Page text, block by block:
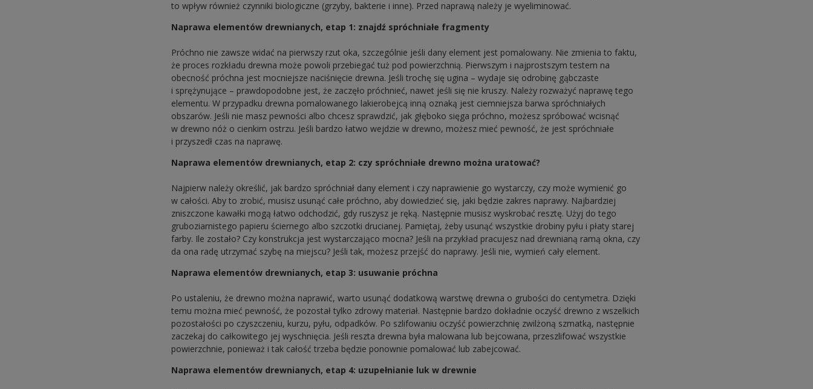
to wpływ również czynniki biologiczne (grzyby, bakterie i inne). Przed naprawą należy je wyeliminować.
Naprawa elementów drewnianych, etap 1: znajdź spróchniałe fragmenty
Próchno nie zawsze widać na pierwszy rzut oka, szczególnie jeśli dany element jest pomalowany. Nie zmienia to faktu,
że proces rozkładu drewna może powoli przebiegać tuż pod powierzchnią. Pierwszym i najprostszym testem na
obecność próchna jest mocniejsze naciśnięcie drewna. Jeśli trochę się ugina – wydaje się odrobinę gąbczaste
i sprężynujące – prawdopodobne jest, że zaczęło próchnieć, nawet jeśli się nie kruszy. Należy rozważyć naprawę tego
elementu. W przypadku drewna pomalowanego lakierobejcą inną oznaką jest ciemniejsza barwa spróchniałych
obszarów. Jeśli nie masz pewności albo chcesz sprawdzić, jak głęboko sięga próchno, możesz spróbować wcisnąć
w drewno nóż o cienkim ostrzu. Jeśli bardzo łatwo wejdzie w drewno, możesz mieć pewność, że jest spróchniałe
i przyszedł czas na naprawę.
Naprawa elementów drewnianych, etap 2: czy spróchniałe drewno można uratować?
Najpierw należy określić, jak bardzo spróchniał dany element i czy naprawienie go wystarczy, czy może wymienić go
w całości. Aby to zrobić, musisz usunąć całe próchno, aby dowiedzieć się, jaki będzie zakres naprawy. Najbardziej
zniszczone kawałki mogą łatwo odchodzić, gdy ruszysz je ręką. Następnie musisz wyskrobać resztę. Użyj do tego
gruboziarnistego papieru ściernego albo szczotki drucianej. Pamiętaj, żeby usunąć wszystkie drobiny pyłu i płaty starej
farby. Ile zostało? Czy konstrukcja jest wystarczająco mocna? Jeśli na przykład pracujesz nad drewnianą ramą okna, czy
da ona radę utrzymać szybę na miejscu? Jeśli tak, możesz przejść do naprawy. Jeśli nie, wymień cały element.
Naprawa elementów drewnianych, etap 3: usuwanie próchna
Po ustaleniu, że drewno można naprawić, warto usunąć dodatkową warstwę drewna o grubości do centymetra. Dzięki
temu można mieć pewność, że pozostał tylko zdrowy materiał. Następnie bardzo dokładnie oczyść drewno z wszelkich
pozostałości po czyszczeniu, kurzu, pyłu, odpadków. Po szlifowaniu oczyść powierzchnię zwilżoną szmatką, następnie
zaczekaj do całkowitego jej wyschnięcia. Jeśli reszta drewna była malowana lub bejcowana, przeszlifować wszystkie
powierzchnie, ponieważ i tak całość trzeba będzie ponownie pomalować lub zabejcować.
Naprawa elementów drewnianych, etap 4: uzupełnianie luk w drewnie